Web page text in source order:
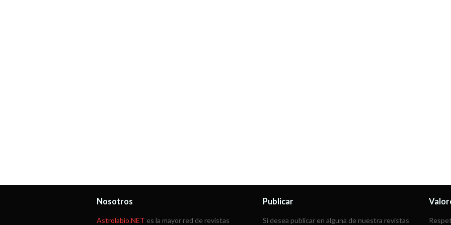
Nosotros
Astrolabio.NET es la mayor red de revistas
Publicar
Si desea publicar en alguna de nuestra revistas